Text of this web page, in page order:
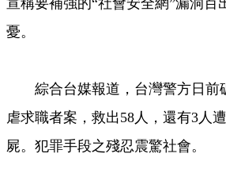
宣稱要補強的“社會安全網”漏洞百
憂。
綜合台媒報道，台灣警方日前
虐求職者案，救出58人，還有3人
屍。犯罪手段之殘忍震驚社會。